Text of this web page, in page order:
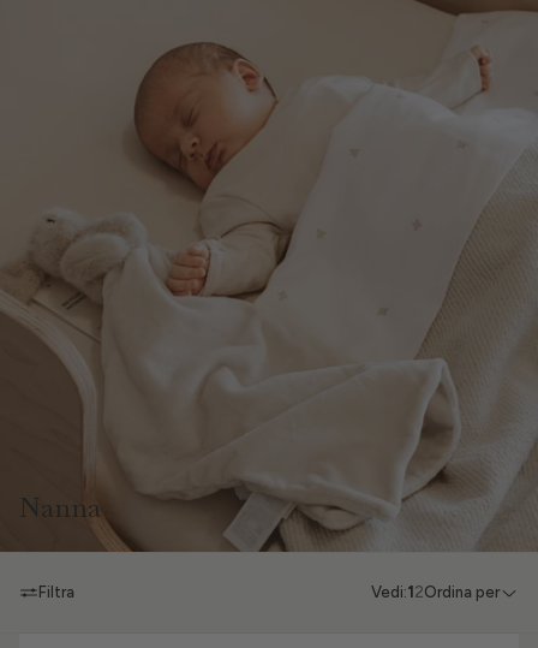
Nanna
Filtra Vedi:1 2Ordina per